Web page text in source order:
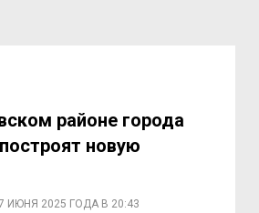
районе города
новую
ИЮНЯ 2025 ГОДА В 20:43